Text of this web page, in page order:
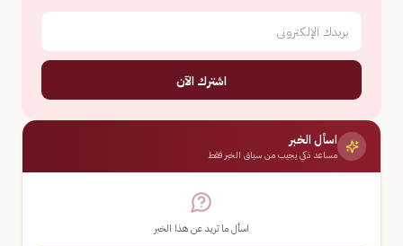
اشترك الآن
اسأل الخبر
مساعد ذكي يجيب من سياق الخبر فقط
اسأل ما تريد عن هذا الخبر